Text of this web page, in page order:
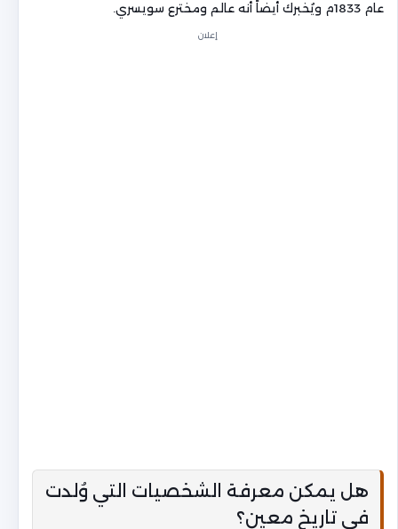
عام 1833م ويُخبرك أيضاً أنه عالم ومخترع سويسري.
إعلان
هل يمكن معرفة الشخصيات التي وُلدت
في تاريخ معين؟